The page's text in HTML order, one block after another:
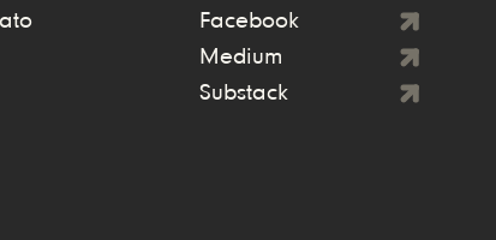
Facebook
Medium
Substack